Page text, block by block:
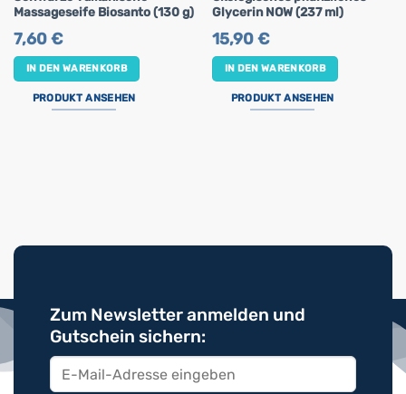
Massageseife Biosanto (130 g)
7,60€
IN DEN WARENKORB
PRODUKT ANSEHEN
Glycerin NOW (237 ml)
15,90€
IN DEN WARENKORB
PRODUKT ANSEHEN
Zum Newsletter anmelden und
Gutschein sichern: